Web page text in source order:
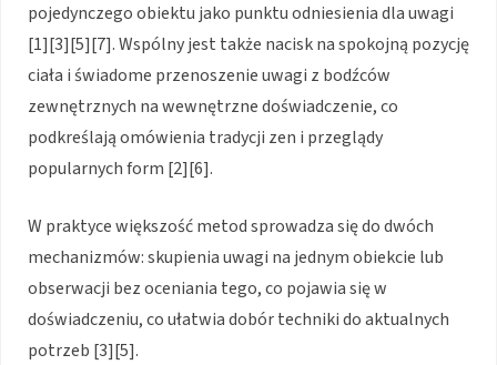
pojedynczego obiektu jako punktu odniesienia dla uwagi
[1][3][5][7]. Wspólny jest także nacisk na spokojną pozycję
ciała i świadome przenoszenie uwagi z bodźców
zewnętrznych na wewnętrzne doświadczenie, co
podkreślają omówienia tradycji zen i przeglądy
popularnych form [2][6].
W praktyce większość metod sprowadza się do dwóch
mechanizmów: skupienia uwagi na jednym obiekcie lub
obserwacji bez oceniania tego, co pojawia się w
doświadczeniu, co ułatwia dobór techniki do aktualnych
potrzeb [3][5].